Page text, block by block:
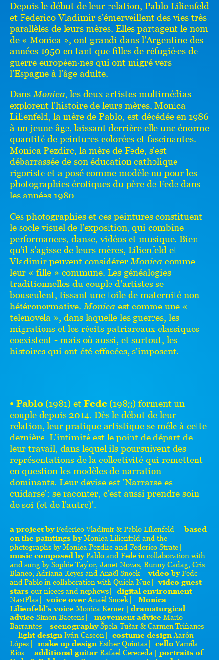
Depuis le début de leur relation, Pablo Lilienfeld
et Federico Vladimir s'émerveillent des vies très
parallèles de leurs mères. Elles partagent le nom
de « Monica », ont grandi dans l'Argentine des
années 1950 en tant que filles de réfugié·es de
guerre européen·nes qui ont migré vers
l'Espagne à l'âge adulte.
Dans Monica, les deux artistes multimédias
explorent l'histoire de leurs mères. Monica
Lilienfeld, la mère de Pablo, est décédée en 1986
à un jeune âge, laissant derrière elle une énorme
quantité de peintures colorées et fascinantes.
Monica Pezdirc, la mère de Fede, s'est
débarrassée de son éducation catholique
rigoriste et a posé comme modèle nu pour les
photographies érotiques du père de Fede dans
les années 1980.
Ces photographies et ces peintures constituent
le socle visuel de l'exposition, qui combine
performances, danse, vidéos et musique. Bien
qu'il s'agisse de leurs mères, Lilienfeld et
Vladimir peuvent considérer Monica comme
leur « fille » commune. Les généalogies
traditionnelles du couple d'artistes se
bousculent, tissant une toile de maternité non
hétéronormative. Monica est comme une «
telenovela », dans laquelle les guerres, les
migrations et les récits patriarcaux classiques
coexistent - mais où aussi, et surtout, les
histoires qui ont été effacées, s'imposent.
• Pablo (1981) et Fede (1983) forment un
couple depuis 2014. Dès le début de leur
relation, leur pratique artistique se mêle à cette
dernière. L'intimité est le point de départ de
leur travail, dans lequel ils poursuivent des
représentations de la collectivité qui remettent
en question les modèles de narration
dominants. Leur devise est 'Narrarse es
cuidarse': se raconter, c'est aussi prendre soin
de soi (et de l'autre)'.
a project byFederico Vladimir & Pablo Lilienfeld ⎸based
on the paintings byMonica Lilienfeld and the
photographs by Monica Pezdirc and Federico Strate ⎸
music composed byPablo and Fede in collaboration with
and sung by Sophie Taylor, Janet Novas, Bunny Cadag, Cris
Blanco, Adriana Reyes and Anaël Snoek ⎸video byFede
and Pablo in collaboration with Quiela Nuc ⎸video guest
stars our nieces and nephews ⎸ digital environment
NastPlas ⎸voice over Anaël Snoek ⎸ Monica
Lilienfeld’s voice Monica Kerner | dramaturgical
advice Simon Baetens ⎸ movement advice Mario
Barrantes ⎸ scenographyŠpela Tušar & Carmen Triñanes
light design Iván Cascon ⎸ costume design Aarón
López ⎸ make up design Esther Quintas ⎸ celloYamila
Ríos ⎸ additional guitar Rafael Cereceda | portraits of